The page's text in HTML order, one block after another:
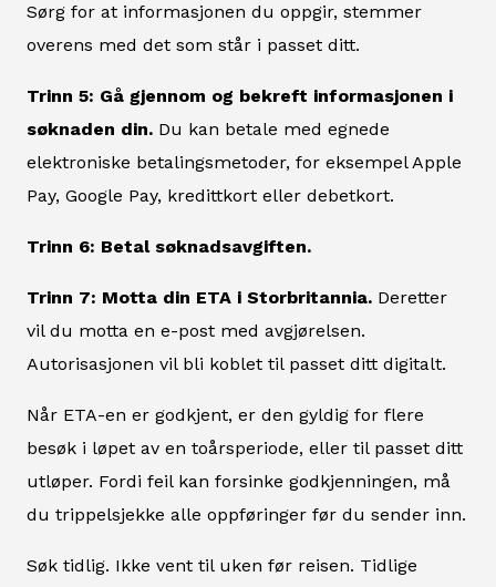
Sørg for at informasjonen du oppgir, stemmer
overens med det som står i passet ditt.
Trinn 5: Gå gjennom og bekreft informasjonen i
søknaden din. Du kan betale med egnede
elektroniske betalingsmetoder, for eksempel Apple
Pay, Google Pay, kredittkort eller debetkort.
Trinn 6: Betal søknadsavgiften.
Trinn 7: Motta din ETA i Storbritannia. Deretter
vil du motta en e-post med avgjørelsen.
Autorisasjonen vil bli koblet til passet ditt digitalt.
Når ETA-en er godkjent, er den gyldig for flere
besøk i løpet av en toårsperiode, eller til passet ditt
utløper. Fordi feil kan forsinke godkjenningen, må
du trippelsjekke alle oppføringer før du sender inn.
Søk tidlig. Ikke vent til uken før reisen. Tidlige